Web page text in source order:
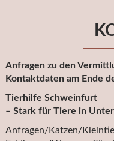
Anfragen zu den
Kontaktdaten am Ende
Tierhilfe Schweinfurt
– Stark für Tiere in
Anfragen/Katzen/